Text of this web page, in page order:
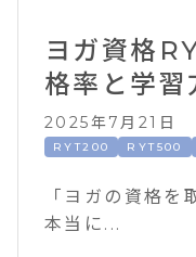
ヨガ資格
格率と学習
2025年7月21日
RYT200 RYT500
「ヨガの資格を
本当に...